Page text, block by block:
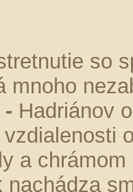
so
mnoho
Hadriánov
a
nachádza